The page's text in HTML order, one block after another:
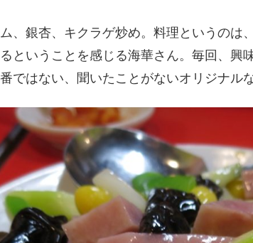
、銀杏、キクラゲ炒め。料理というのは
ということを感じる海華さん。毎回、興
ではない、聞いたことがないオリジナル